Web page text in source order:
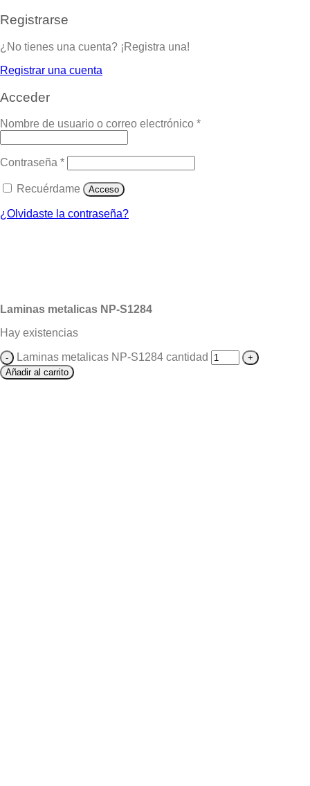
Registrarse
¿No tienes una cuenta? ¡Registra una!
Registrar una cuenta
Acceder
Nombre de usuario o correo electrónico *
Contraseña *
Recuérdame Acceso
¿Olvidaste la contraseña?
Laminas metalicas NP-S1284
Hay existencias
Laminas metalicas NP-S1284 cantidad
Añadir al carrito